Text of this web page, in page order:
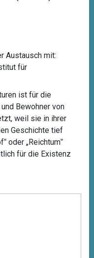
Austausch mit:
für
ist für die
Bewohner von
weil sie in ihrer
Geschichte tief
oder „Reichtum‟
für die Existenz